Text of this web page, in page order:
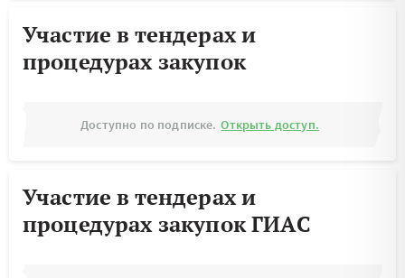
Участие в тендерах и
процедурах закупок
Доступно по подписке. Открыть доступ.
Участие в тендерах и
процедурах закупок ГИАС